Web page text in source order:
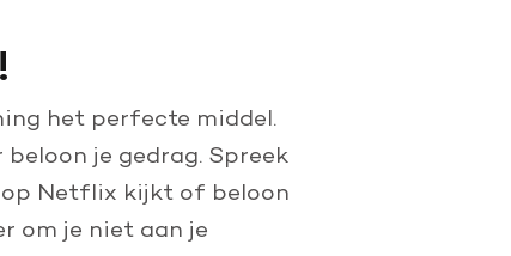
het perfecte middel.
je gedrag. Spreek
Netflix kijkt of beloon
om je niet aan je